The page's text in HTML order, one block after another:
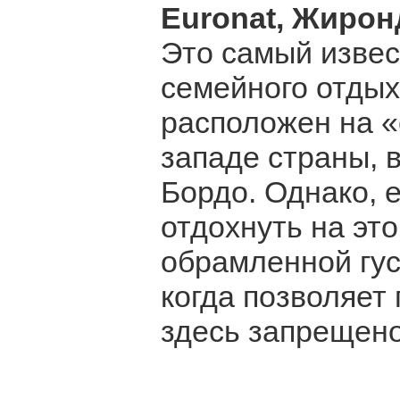
Euronat,
Это самый
семейного
расположен на
западе страны,
Бордо. Однако,
отдохнуть на
обрамленной
когда
здесь